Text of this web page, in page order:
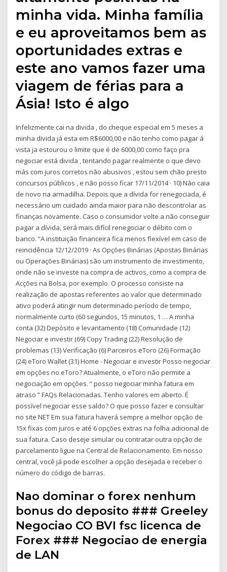
minha vida. Minha família
e eu aproveitamos bem as
oportunidades extras e
este ano vamos fazer uma
viagem de férias para a
Ásia! Isto é algo
Infelizmente cai na divida , do cheque especial em 5 meses a
minha divida já esta em R$6000,00 e não tenho como pagar á
vista ja estourou o limite que é de 6000,00 como faço pra
negociar está divida , tentando pagar realmente o que devo
más com juros corretos não abusivos , estou sem chão presto
concursos públicos , e não posso ficar 17/11/2014 · 10) Não caia
de novo na armadilha. Depois que a dívida for renegociada, é
necessário um cuidado ainda maior para não descontrolar as
finanças novamente. Caso o consumidor volte a não conseguir
pagar a dívida, será mais difícil renegociar o débito com o
banco. “A instituição financeira fica menos flexível em caso de
reincidência 12/12/2019 · As Opções Binárias (Apostas Binárias
ou Operações Binárias) são um instrumento de investimento,
onde não se investe na compra de activos, como a compra de
Acções na Bolsa, por exemplo. O processo consiste na
realização de apostas referentes ao valor que determinado
ativo poderá atingir num determinado período de tempo,
normalmente curto (60 segundos, 15 minutos, 1 … A minha
conta (32) Depósito e levantamento (18) Comunidade (12)
Negociar e investir (69) Copy Trading (22) Resolução de
problemas (13) Verificação (6) Parceiros eToro (26) Formação
(24) eToro Wallet (31) Home - Negociar e investir Posso negociar
em opções no eToro? Atualmente, o eToro não permite a
negociação em opções. “ posso negociar minha fatura em
atraso ” FAQs Relacionadas. Tenho valores em aberto. É
possível negociar esse saldo? O que posso fazer e consultar
no site NET Em sua fatura haverá sempre a melhor opção de
15x fixas com juros e até 6 opções extras na folha adicional de
sua fatura. Caso deseje simular ou contratar outra opção de
parcelamento ligue na Central de Relacionamento. Em nosso
central, você já pode escolher a opção desejada e receber o
número do código de barras.
Nao dominar o forex nenhum
bonus do deposito ### Greeley
Negociao CO BVI fsc licenca de
Forex ### Negociao de energia
de LAN